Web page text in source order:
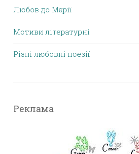
Любов до Марії
Мотиви літературні
Різні любовні поезії
Реклама